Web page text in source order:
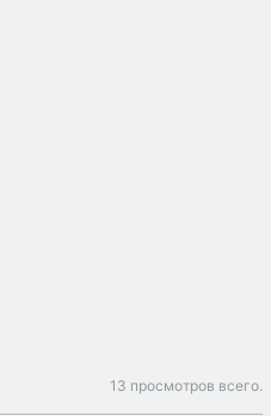
13 просмотров всего.